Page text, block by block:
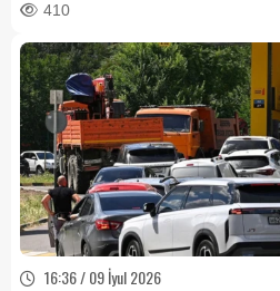
410
16:36 / 09 İyul 2026